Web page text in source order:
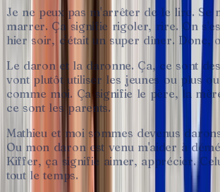
Je ne peux pas m'arrêter de le lire. Se
marrer. Ça signifie rigoler, rire. On
hier soir, c'était un super dîner. Donc,
Le daron et la daronne. Ça, ce sont des
vont plutôt utiliser les jeunes ou plus ou
comme moi. Ça signifie le père, la
ce sont les parents.
Mathieu et moi sommes devenus
Ou mon daron est venu m'aider à
Kiffer, ça signifie aimer, apprécier.
tout le temps.